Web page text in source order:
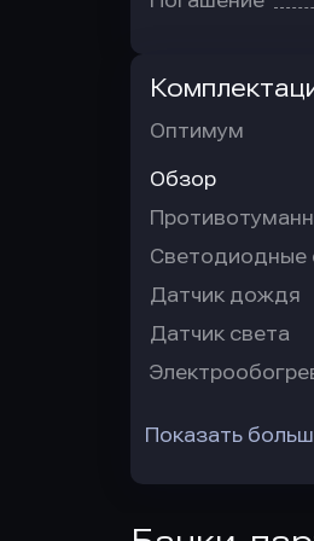
Оптимум
Обзор
Светодиодные
Датчик дождя
Датчик света
Показать